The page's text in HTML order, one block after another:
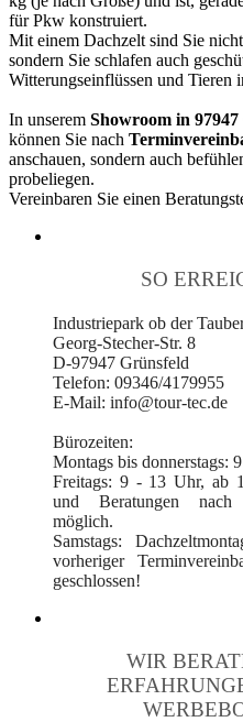
für Pkw konstruiert.
Mit einem Dachzelt sind Sie
sondern Sie schlafen auch
Witterungseinflüssen und Tieren
In unserem Showroom in
können Sie nach
anschauen, sondern auch
probeliegen.
Vereinbaren Sie einen
SO
Industriepark ob der
Georg-Stecher-Str. 8
D-97947 Grünsfeld
Telefon: 09346/4179955
E-Mail: info@tour-tec.de
Bürozeiten:
Montags bis donnerstags:
Freitags: 9 - 13 Uhr, ab
und Beratungen nach
möglich.
Samstags:
vorheriger
geschlossen!
WIR